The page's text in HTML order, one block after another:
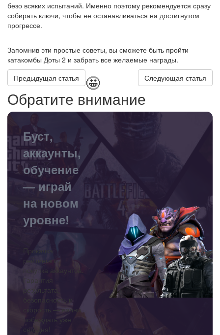
безо всяких испытаний. Именно поэтому рекомендуется сразу
собирать ключи, чтобы не останавливаться на достигнутом
прогрессе.
Запомнив эти простые советы, вы сможете быть пройти
катакомбы Доты 2 и забрать все желаемые награды.
Предыдущая статья
Следующая статья
🤩
Обратите внимание
Буст,
аккаунты,
обучение
— играй
на новом
уровне!
Прокачка
рейтинга и
покупка аккаунтов.
Гарантия
результата,
безопасность и
скорость — начни
побеждать уже
сегодня!